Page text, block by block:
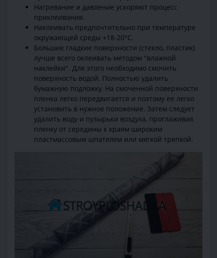
Нагревание и давление ускоряют процесс
приклеивания.
Наклеивать предпочтительно при температуре
окружающей среды +18-20°С.
Большие гладкие поверхности (стекло, пластик)
лучше всего оклеивать методом "влажной
наклейки". Для этого необходимо смочить
поверхность водой. Полностью удалить
бумажную подложку. На смоченной поверхности
пленка легко передвигается и поэтому ее легко
установить в нужное положение. Затем следует
удалить воду и пузырьки воздуха, проглаживая
пленку от середины к краям широким
пластмассовым шпателем или мягкой тряпкой.